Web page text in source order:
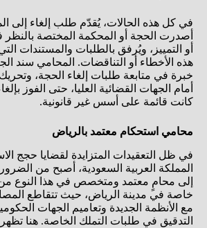
في كل هذه الحالات، يُقدّم طلب إلغاء إلى
أصدرت الحجة أو المحكمة المختصة
أو التمييز، ويُرفق بالطلبات والمستندات
هذه الأخطاء أو التناقضات. المحامي سند
خبرة في متابعة طلبات إلغاء الحجة،
أمام الجهات القضائية العليا، حتى الفوز
كانت قائمة على أسس غير قانونية.
محامي استحكام معتمد بالرياض
في ظل التعقيدات المتزايدة لقضايا حجج
المملكة العربية السعودية، أصبح من
إلى محامٍ معتمد ومتخصص في هذا النوع من
خاصة في مدينة الرياض، حيث تتقاطع
مع الأنظمة الجديدة وتعاميم الجهات
التدقيق في طلبات التملك الخاصة. هنا